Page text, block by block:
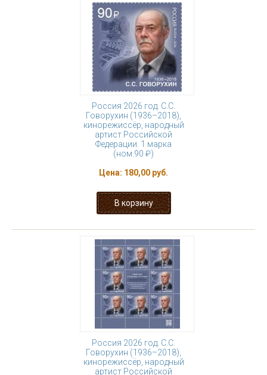
Россия 2026 год. С.С.
Говорухин (1936–2018),
кинорежиссёр, народный
артист Российской
Федерации. 1 марка
(ном.90 ₽)
Цена: 180,00 руб.
Россия 2026 год. С.С.
Говорухин (1936–2018),
кинорежиссёр, народный
артист Российской